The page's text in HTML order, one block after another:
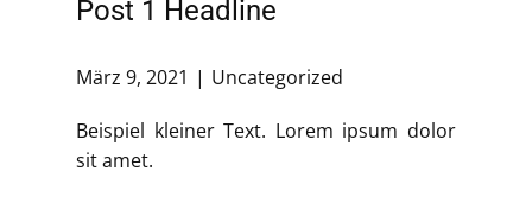
Post 1 Headline
März 9, 2021 Uncategorized
Beispiel kleiner Text. Lorem ipsum dolor
sit amet.